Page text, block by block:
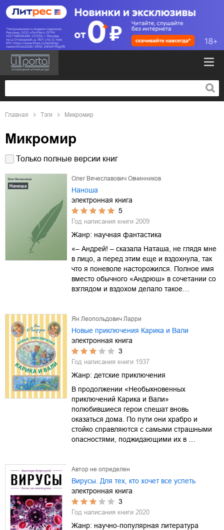
Главная Тэги Микромир
Микромир
Только полные версии книг
Олег Вячеславович Овчинников
Наноша
электронная книга
5
Год написания книги 2009
Жанр: научная фантастика
«– Андрей! – сказала Наташа, не глядя мне
в лицо, а перед этим еще и вздохнула, так
что я поневоле насторожился. Полное имя
вместо обычного «Андрюш» в сочетании со
взглядом и вздохом делало такое…
Ян Леопольдович Ларри
Новые приключения Карика и Вали
электронная книга
3
Год написания книги 1937
Жанр: детские приключения
В продолжении «Необыкновенных
приключений Карика и Вали»
полюбившиеся герои спешат вновь
оказаться дома. По пути они храбро и
стойко справляются с самыми страшными
опасностями, поджидающими их в …
Автор не определен
Вирусы. Для тех, кто хочет все успеть
электронная книга
3
Год написания книги 2020
Жанр: научно-популярная литература